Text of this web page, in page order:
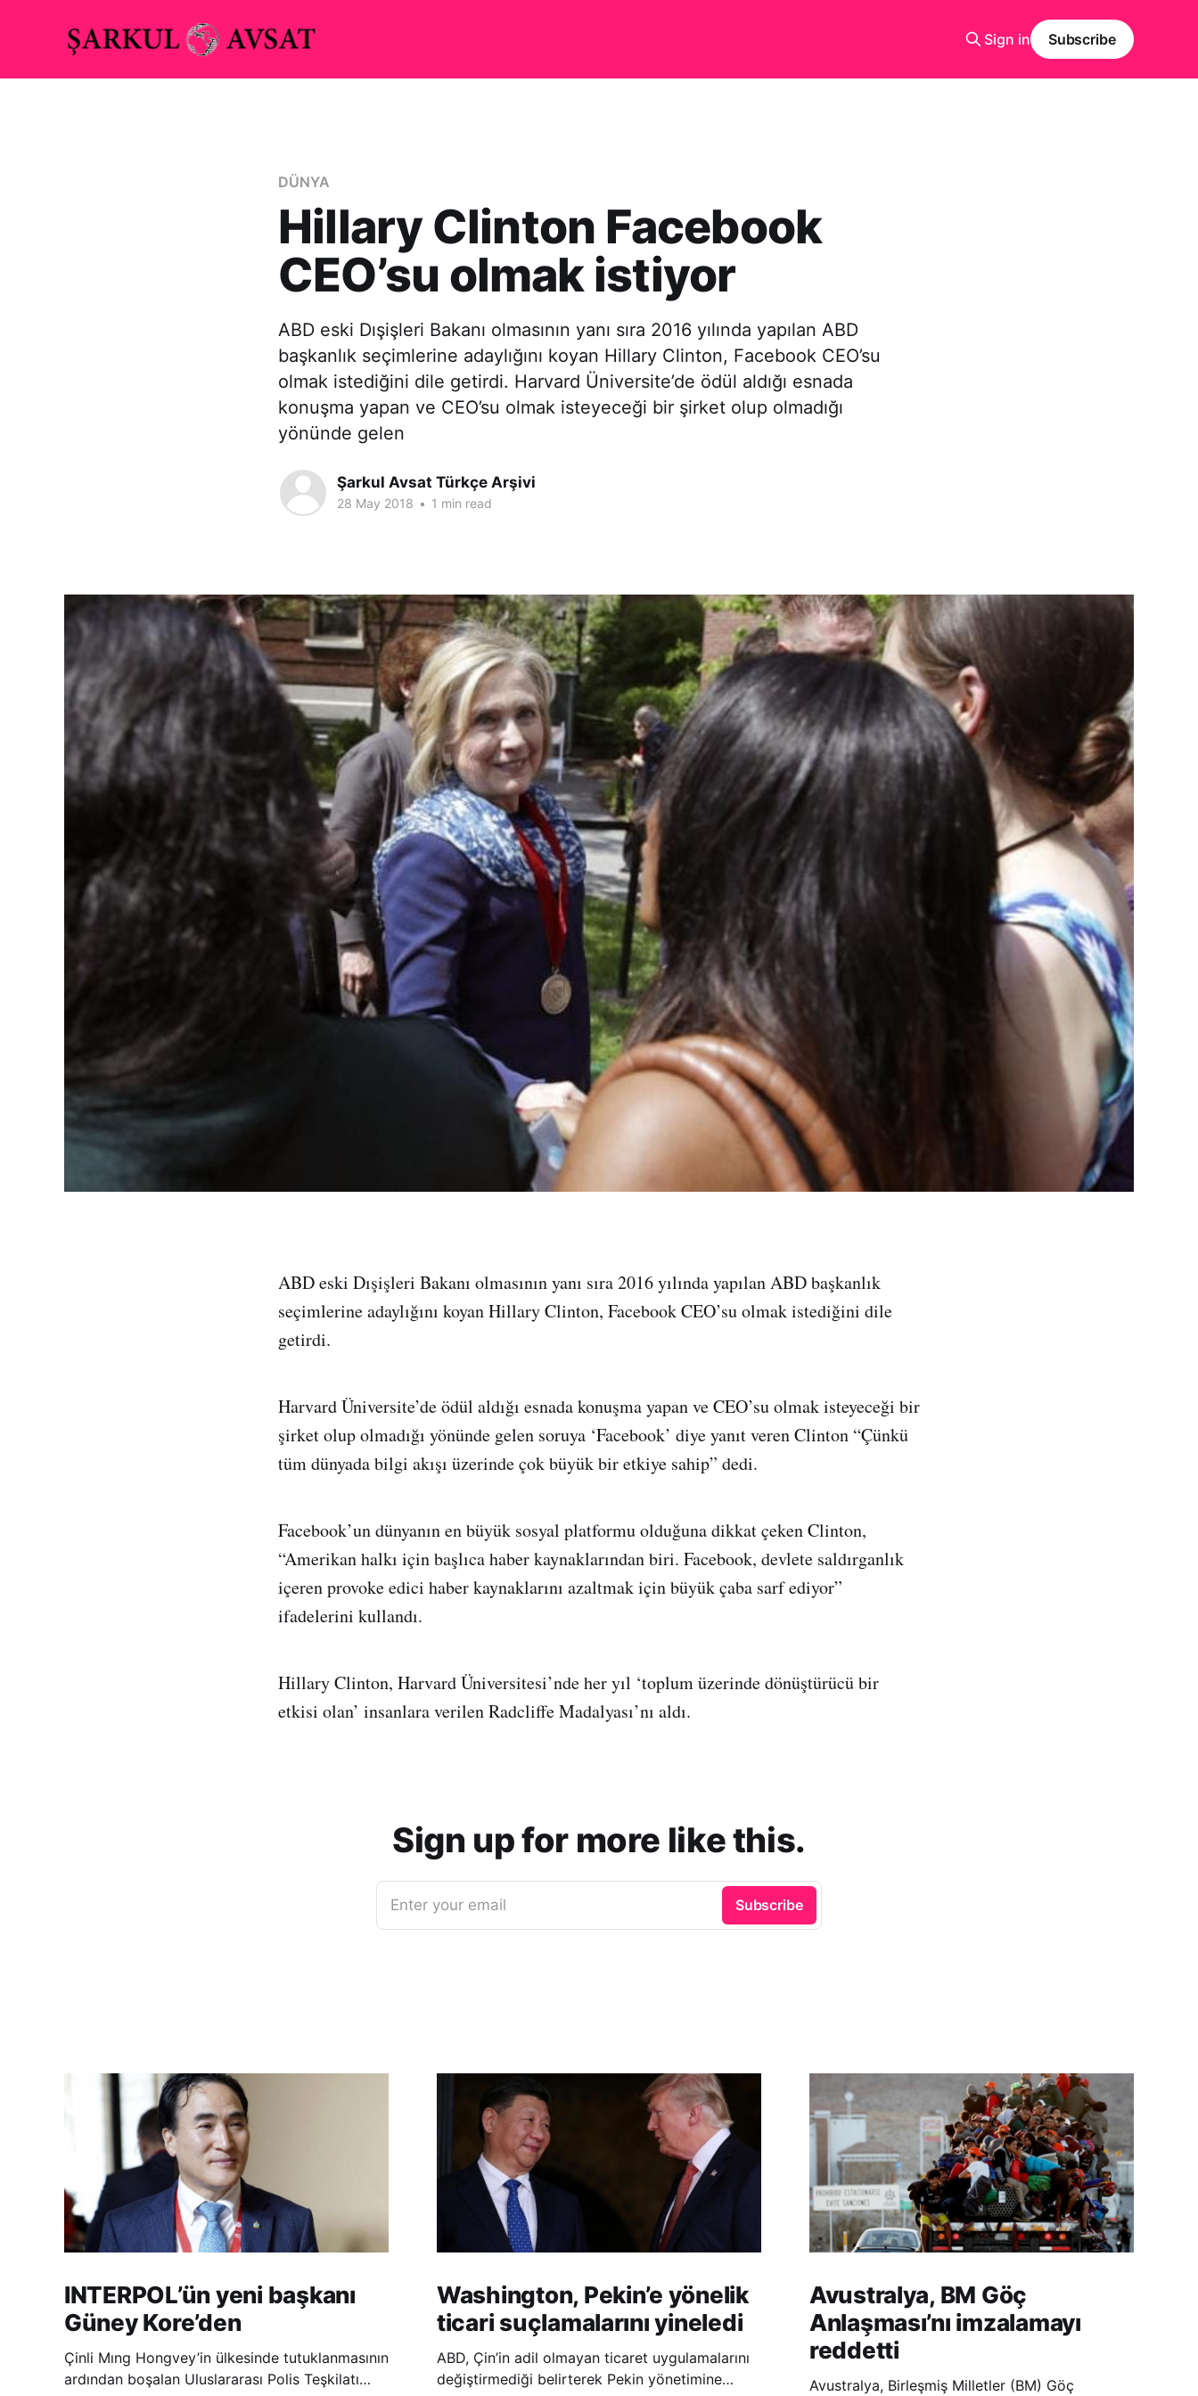
Sign in Subscribe
DÜNYA
Hillary Clinton Facebook
CEO’su olmak istiyor
ABD eski Dışişleri Bakanı olmasının yanı sıra 2016 yılında yapılan ABD
başkanlık seçimlerine adaylığını koyan Hillary Clinton, Facebook CEO’su
olmak istediğini dile getirdi. Harvard Üniversite’de ödül aldığı esnada
konuşma yapan ve CEO’su olmak isteyeceği bir şirket olup olmadığı
yönünde gelen
Şarkul Avsat Türkçe Arşivi
28 May 2018 • 1 min read
ABD eski Dışişleri Bakanı olmasının yanı sıra 2016 yılında yapılan ABD başkanlık
seçimlerine adaylığını koyan Hillary Clinton, Facebook CEO’su olmak istediğini dile
getirdi.
Harvard Üniversite’de ödül aldığı esnada konuşma yapan ve CEO’su olmak isteyeceği bir
şirket olup olmadığı yönünde gelen soruya ‘Facebook’ diye yanıt veren Clinton “Çünkü
tüm dünyada bilgi akışı üzerinde çok büyük bir etkiye sahip” dedi.
Facebook’un dünyanın en büyük sosyal platformu olduğuna dikkat çeken Clinton,
“Amerikan halkı için başlıca haber kaynaklarından biri. Facebook, devlete saldırganlık
içeren provoke edici haber kaynaklarını azaltmak için büyük çaba sarf ediyor”
ifadelerini kullandı.
Hillary Clinton, Harvard Üniversitesi’nde her yıl ‘toplum üzerinde dönüştürücü bir
etkisi olan’ insanlara verilen Radcliffe Madalyası’nı aldı.
Sign up for more like this.
Enter your email Subscribe
INTERPOL’ün yeni başkanı
Güney Kore’den
Çinli Mıng Hongvey’in ülkesinde tutuklanmasının
ardından boşalan Uluslararası Polis Teşkilatı
Washington, Pekin’e yönelik
ticari suçlamalarını yineledi
ABD, Çin’in adil olmayan ticaret uygulamalarını
değiştirmediği belirterek Pekin yönetimine
Avustralya, BM Göç
Anlaşması’nı imzalamayı
reddetti
Avustralya, Birleşmiş Milletler (BM) Göç